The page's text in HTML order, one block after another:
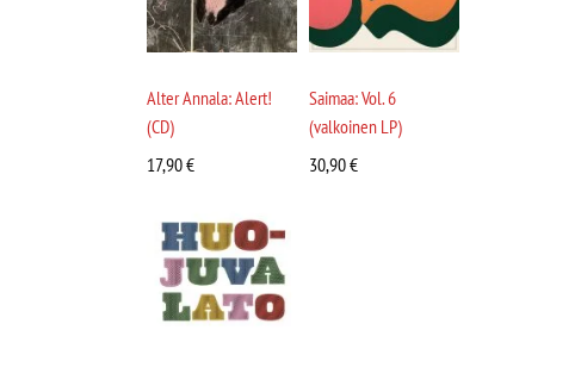
Alter Annala: Alert!
(CD)
17,90€
Saimaa: Vol. 6
(valkoinen LP)
30,90€